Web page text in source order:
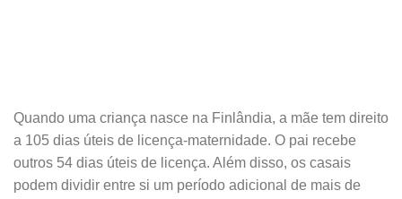
Quando uma criança nasce na Finlândia, a mãe tem direito
a 105 dias úteis de licença-maternidade. O pai recebe
outros 54 dias úteis de licença. Além disso, os casais
podem dividir entre si um período adicional de mais de